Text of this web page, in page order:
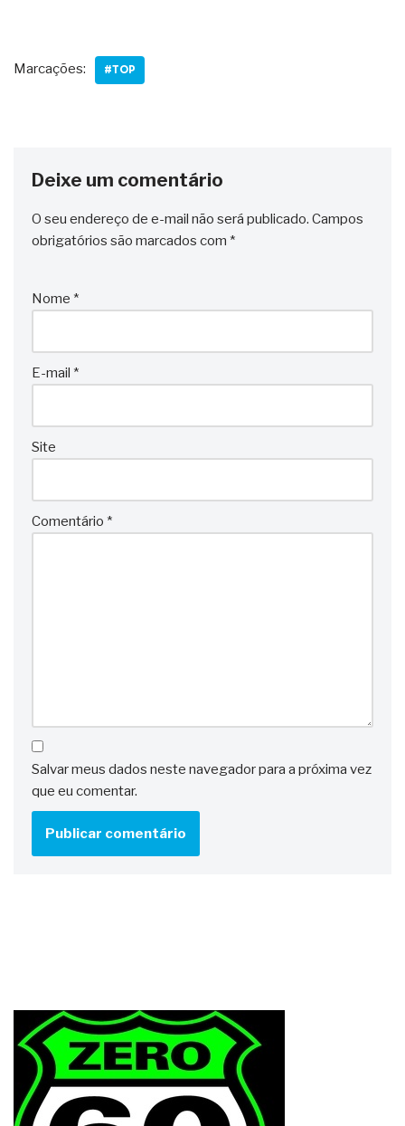
Marcações: #TOP
Deixe um comentário
O seu endereço de e-mail não será publicado. Campos
obrigatórios são marcados com *
Nome *
E-mail *
Site
Comentário *
Salvar meus dados neste navegador para a próxima vez
que eu comentar.